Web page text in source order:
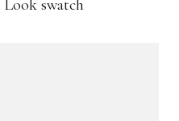
swatch